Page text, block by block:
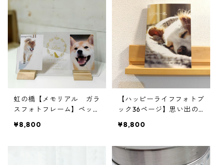
虹の橋【メモリアル ガラ
スフォトフレーム】ペット
¥8,800
【ハッピーライフフォトブ
ック36ページ】思い出の
～ウェディングプランナー
¥8,800